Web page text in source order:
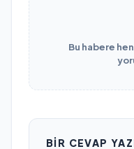
Bu habere
BIR CEVAP